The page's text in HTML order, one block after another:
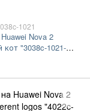
1021
Nova 2
кот "3038c-1021-